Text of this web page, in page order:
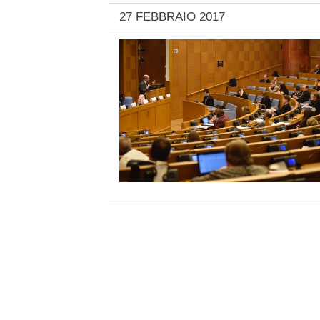
27 FEBBRAIO 2017